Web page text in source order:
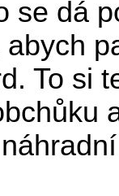
se dá
To si